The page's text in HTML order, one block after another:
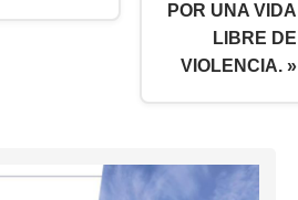
POR UNA VIDA
LIBRE DE
VIOLENCIA. »